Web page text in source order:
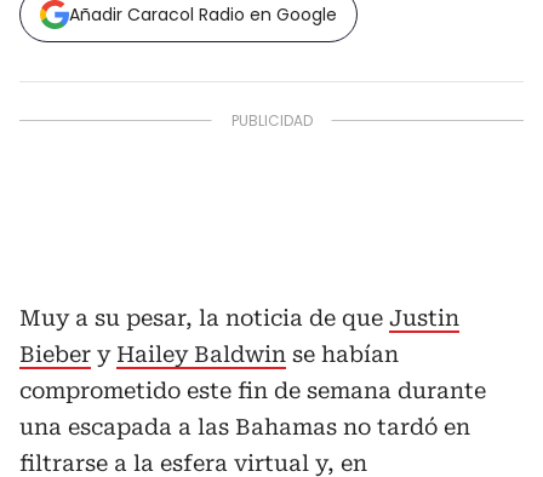
Añadir Caracol Radio en Google
Muy a su pesar, la noticia de que Justin
Bieber y Hailey Baldwin se habían
comprometido este fin de semana durante
una escapada a las Bahamas no tardó en
filtrarse a la esfera virtual y, en